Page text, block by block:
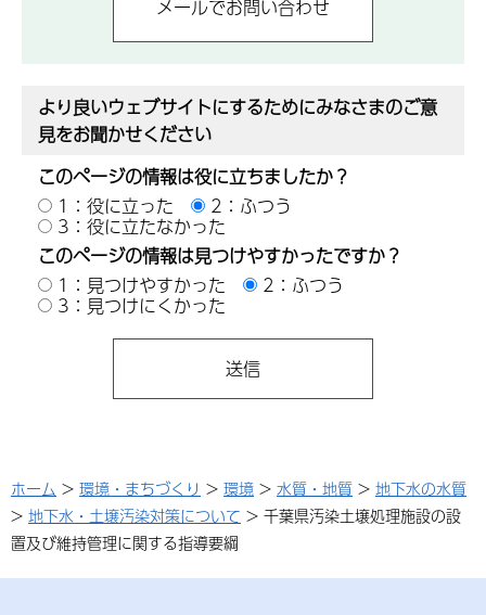
より良いウェブサイトにするためにみなさまのご意
見をお聞かせください
このページの情報は役に立ちましたか？
1：役に立った
2：ふつう
3：役に立たなかった
このページの情報は見つけやすかったですか？
1：見つけやすかった
2：ふつう
3：見つけにくかった
ホーム > 環境・まちづくり > 環境 > 水質・地質 > 地下水の水質
> 地下水・土壌汚染対策について > 千葉県汚染土壌処理施設の設
置及び維持管理に関する指導要綱